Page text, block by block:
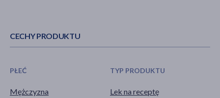
CECHY PRODUKTU
PŁEĆ
Mężczyzna
TYP PRODUKTU
Lek na receptę